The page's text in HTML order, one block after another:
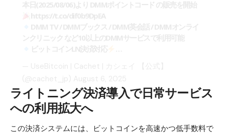
ライトニング決済導入で日常サービス
への利用拡大へ
この決済システムには、ビットコインを高速かつ低手数料で